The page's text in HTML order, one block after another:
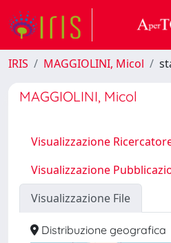
IRIS MAGGIOLINI, Micol
MAGGIOLINI, Micol
Visualizzazione
Visualizzazione
Visualizzazione File
Distribuzione geografica